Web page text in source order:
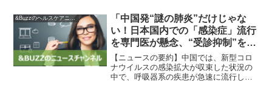
行った2つの試験の結果によるもので、ビ
タミンCが...
&Buzzのヘルスケアニュース
「中国発“謎の肺炎”だけじゃな
い！日本国内での「感染症」流行
を専門医が懸念、“受診抑制”を危
惧する声も | Smart FLASH/スマ
フラ[光文社週刊誌]」 【驚愕の事
実】日本国内で広がる「謎の感染
【ニュースの要約】中国では、新型コロ
ナウイルスの感染拡大が収束した状況の
中で、呼吸器系の疾患が急速に流行して